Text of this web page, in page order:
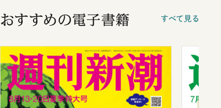
おすすめの電子書籍 すべて見る